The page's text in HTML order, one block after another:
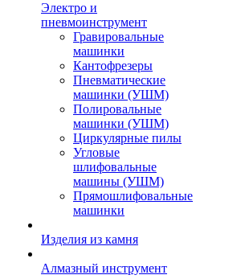
Электро и
пневмоинструмент
Гравировальные
машинки
Кантофрезеры
Пневматические
машинки (УШМ)
Полировальные
машинки (УШМ)
Циркулярные пилы
Угловые
шлифовальные
машины (УШМ)
Прямошлифовальные
машинки
Изделия из камня
Алмазный инструмент